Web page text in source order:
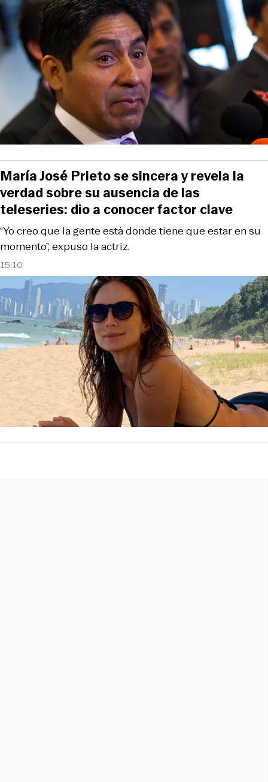
15:10
“Yo creo que la gente está donde tiene que estar en su
momento”, expuso la actriz.
María José Prieto se sincera y revela la
verdad sobre su ausencia de las
teleseries: dio a conocer factor clave